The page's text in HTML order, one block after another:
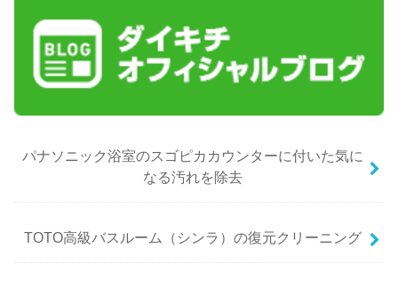
パナソニック浴室のスゴピカカウンターに付いた気に
なる汚れを除去
TOTO高級バスルーム（シンラ）の復元クリーニング